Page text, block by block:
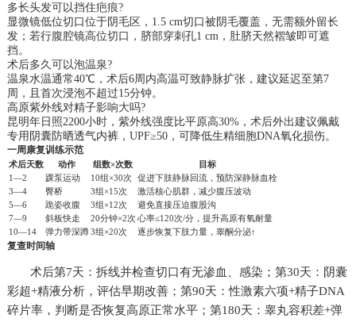
多长头发可以挡住疤痕?
显微镜低位切口位于阴毛区，1.5 cm切口被阴毛覆盖，无需额外留长
发；若行腹腔镜高位切口，脐部穿刺孔1 cm，肚脐天然褶皱即可遮
挡。
术后多久可以泡温泉?
温泉水温通常40℃，术后6周内高温可致静脉扩张，建议延迟至第7
周，且首次浸泡不超过15分钟。
高原紫外线对精子影响大吗?
昆明年日照2200小时，紫外线强度比平原高30%，术后外出建议佩戴
专用阴囊防晒透气内裤，UPF≥50，可降低生精细胞DNA氧化损伤。
一周康复训练示范
术后天数 动作 组数×次数
目标
1—2
踝泵运动 10组×30次
促进下肢静脉回流，预防深静脉血栓
3—4
臀桥 3组×15次
激活核心肌群，减少腹压波动
5—6
跪姿收腹 3组×12次
避免直接压迫腹股沟
7—9
斜板快走 20分钟×2次 心率≤120次/分，提升高原有氧耐量
10—14
弹力带深蹲3组×20次 逐步恢复下肢力量，睾酮分泌↑
复查时间轴
术后第7天：拆线并检查切口有无渗血、感染；第30天：阴囊
彩超+精液分析，评估早期改善；第90天：性激素六项+精子DNA
碎片率，判断是否恢复高原正常水平；第180天：睾丸容积差+弹